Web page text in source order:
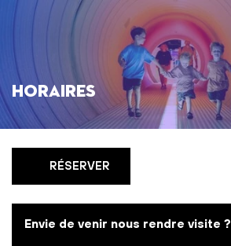
Aller au contenu
Horaires
RÉSERVER
Envie de venir nous rendre visite ?